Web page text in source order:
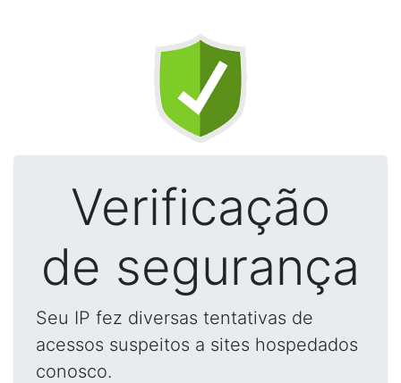
Verificação
de segurança
Seu IP fez diversas tentativas de
acessos suspeitos a sites hospedados
conosco.